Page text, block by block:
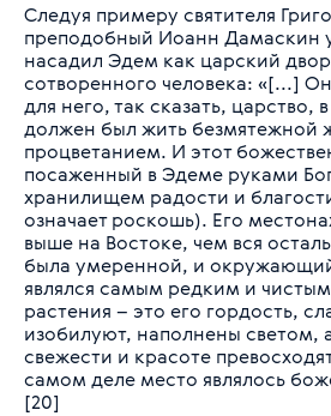
Следуя примеру святителя
преподобный Иоанн Дамаскин
насадил Эдем как царский
сотворенного человека: «[...] Он
для него, так сказать, царство,
должен был жить безмятежной
процветанием. И этот
посаженный в Эдеме руками
хранилищем радости и
означает роскошь). Его
выше на Востоке, чем вся
была умеренной, и
являлся самым редким и
растения – это его гордость,
изобилуют, наполнены светом,
свежести и красоте
самом деле место являлось
[20]